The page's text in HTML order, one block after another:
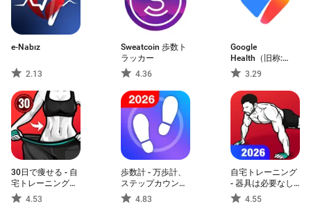
e-Nabız
2.13
Sweatcoin 歩数ト
ラッカー
4.36
Google
Health（旧称:
Fitbit）
3.29
30日で痩せる - 自
宅トレーニング・
ダイエット・体重
管理
4.53
歩数計 - 万歩計、
ステップカウンタ
ー ＆ カロリー計
算
4.83
自宅トレーニング
- 器具は必要なし
& 筋トレ
4.55